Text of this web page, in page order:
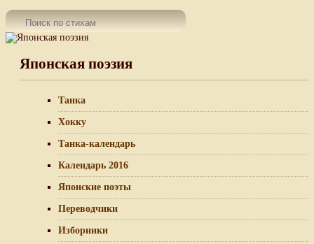
Японская поэзия
Танка
Хокку
Танка-календарь
Календарь 2016
Японские поэты
Переводчики
Изборники